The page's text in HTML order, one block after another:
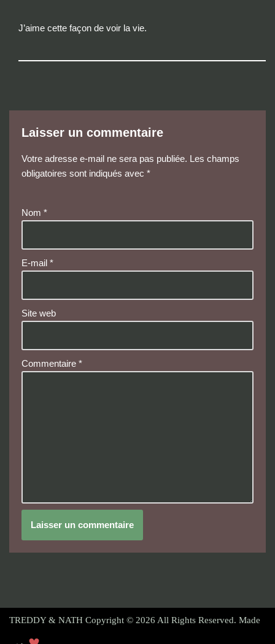
J’aime cette façon de voir la vie.
Laisser un commentaire
Votre adresse e-mail ne sera pas publiée. Les champs
obligatoires sont indiqués avec *
Nom *
E-mail *
Site web
Commentaire *
TREDDY & NATH Copyright © 2026 All Rights Reserved. Made